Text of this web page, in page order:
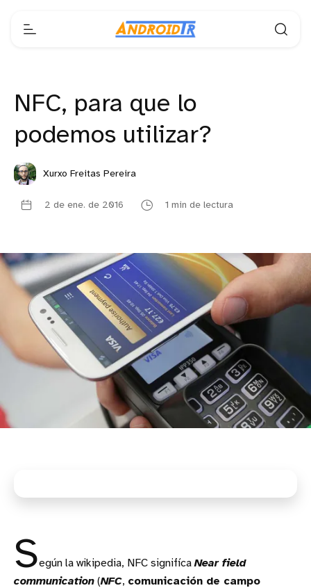
NFC, para que lo
podemos utilizar?
Xurxo Freitas Pereira
2 de ene. de 2016 1 min de lectura
Según la wikipedia, NFC signifícaNear field
communication (NFC, comunicación de campo